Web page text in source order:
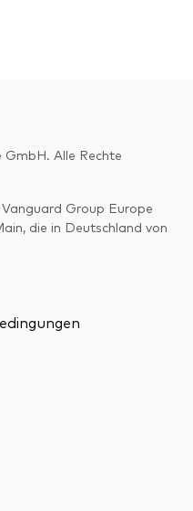
Alle Rechte
Group Europe
die in Deutschland von